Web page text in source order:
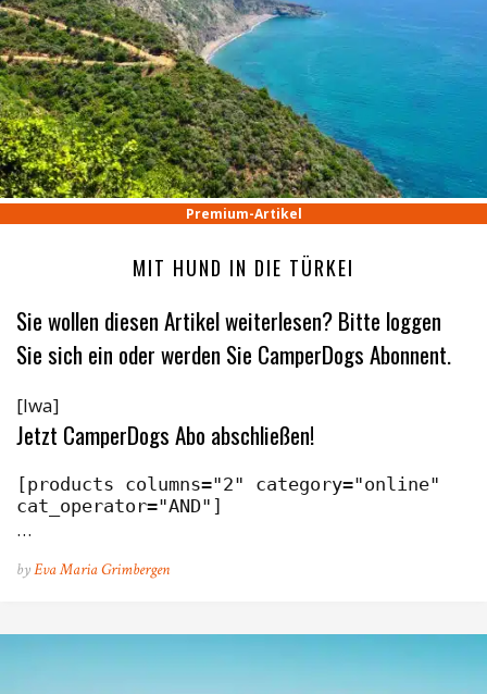
Premium-Artikel
MIT HUND IN DIE TÜRKEI
Sie wollen diesen Artikel weiterlesen? Bitte loggen
Sie sich ein oder werden Sie CamperDogs Abonnent.
[lwa]
Jetzt CamperDogs Abo abschließen!
[products columns="2" category="online"
cat_operator="AND"]
…
byEva Maria Grimbergen